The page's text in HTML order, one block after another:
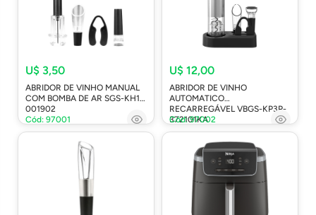
U$ 3,50
ABRIDOR DE VINHO MANUAL
COM BOMBA DE AR SGS-KH1-
001902
Cód: 97001
U$ 12,00
ABRIDOR DE VINHO
AUTOMATICO
RECARREGÁVEL VBGS-KP3P-
372101KA
Cód: 97002